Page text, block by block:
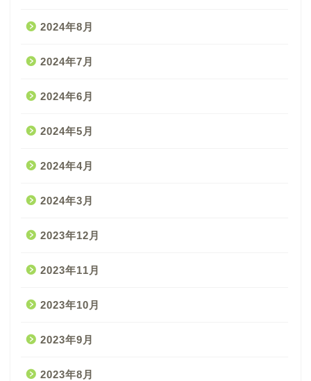
2024年8月
2024年7月
2024年6月
2024年5月
2024年4月
2024年3月
2023年12月
2023年11月
2023年10月
2023年9月
2023年8月